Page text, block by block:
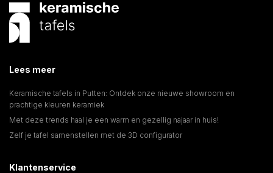
Lees meer
Keramische tafels in Putten: Ontdek onze nieuwe showroom en
prachtige kleuren keramiek
Met deze trends haal je een warm en gezellig najaar in huis!
Zelf je tafel samenstellen met de 3D configurator
Klantenservice